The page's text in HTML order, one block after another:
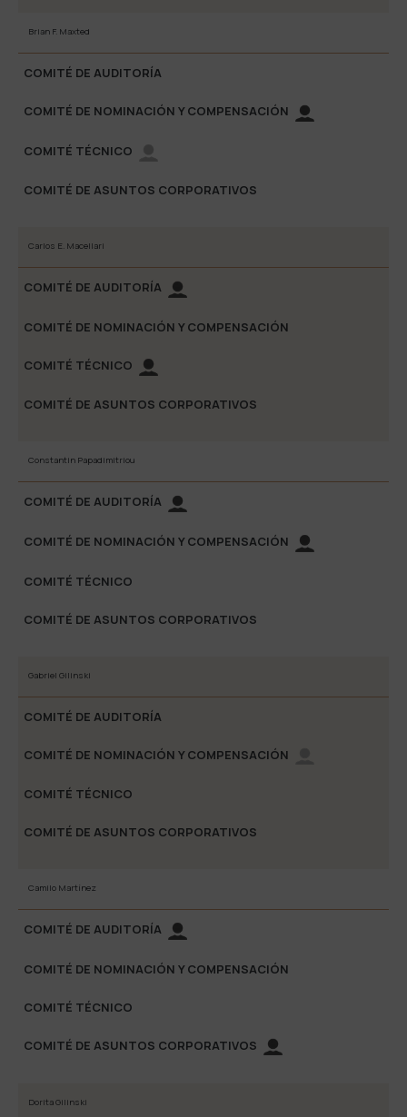
Brian F. Maxted
Carlos E. Macellari
Constantin Papadimitriou
Gabriel Gilinski
Camilo Martínez
Dorita Gilinski